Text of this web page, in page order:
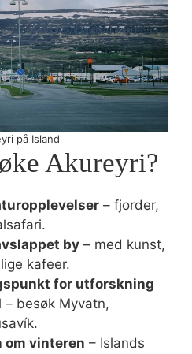
på Island
Akureyri?
– fjorder,
by – med kunst,
kafeer.
for utforskning
– besøk Myvatn,
om vinteren – Islands